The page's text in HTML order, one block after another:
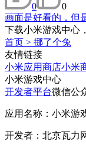
0
0
画面是好看的，但
下载小米游戏中心
首页 > 挪了个兔
友情链接
小米应用商店小米
小米游戏中心
开发者平台微信公
应用名称：小米游
开发者：北京瓦力